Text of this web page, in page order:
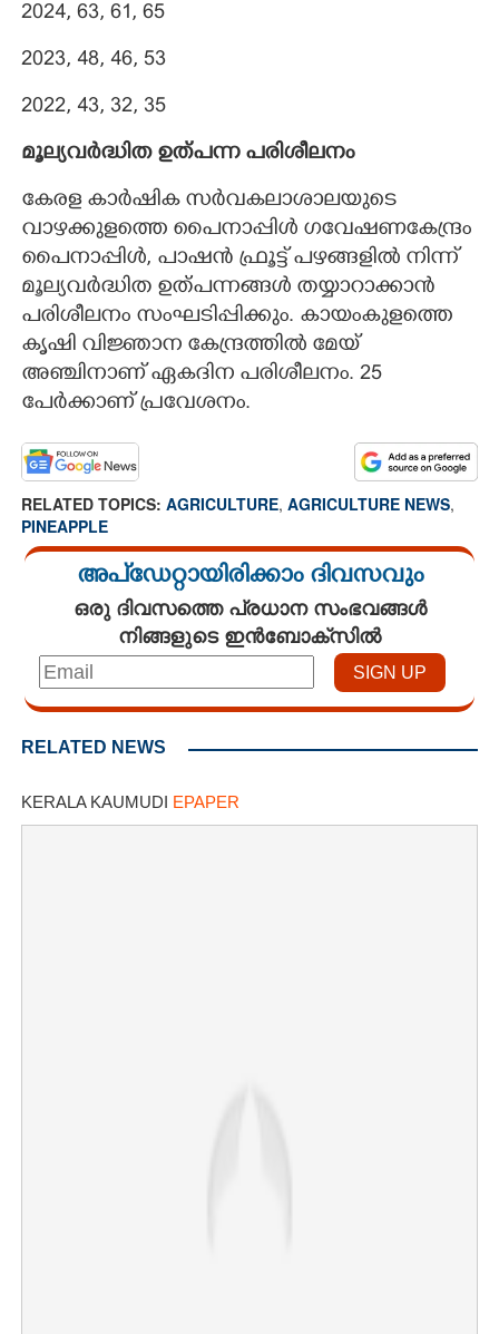
2024, 63, 61, 65
2023, 48, 46, 53
2022, 43, 32, 35
മൂല്യവർദ്ധിത ഉത്പന്ന പരിശീലനം
കേരള കാർഷിക സർവകലാശാലയുടെ
വാഴക്കുളത്തെ പൈനാപ്പിൾ ഗവേഷണകേന്ദ്രം
പൈനാപ്പിൾ, പാഷൻ ഫ്രൂട്ട് പഴങ്ങളിൽ നിന്ന്
മൂല്യവർദ്ധിത ഉത്പന്നങ്ങൾ തയ്യാറാക്കാൻ
പരിശീലനം സംഘടിപ്പിക്കും. കായംകുളത്തെ
കൃഷി വിജ്ഞാന കേന്ദ്രത്തിൽ മേയ്
അഞ്ചിനാണ് ഏകദിന പരിശീലനം. 25
പേർക്കാണ് പ്രവേശനം.
RELATED TOPICS: AGRICULTURE, AGRICULTURE NEWS,
PINEAPPLE
അപ്ഡേറ്റായിരിക്കാം ദിവസവും
ഒരു ദിവസത്തെ പ്രധാന സംഭവങ്ങൾ
നിങ്ങളുടെ ഇൻബോക്സിൽ
RELATED NEWS
KERALA KAUMUDI EPAPER